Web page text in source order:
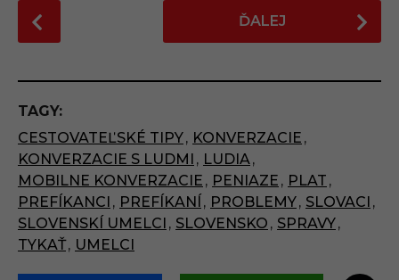
o
t
P
a
g
i
n
a
t
ĎALEJ
TAGY:
CESTOVATEĽSKÉ TIPY, KONVERZACIE ,
KONVERZACIE S LUDMI , LUDIA ,
MOBILNE KONVERZACIE , PENIAZE , PLAT ,
PREFÍKANCI , PREFÍKANÍ , PROBLEMY, SLOVACI ,
SLOVENSKÍ UMELCI , SLOVENSKO , SPRAVY,
TYKAŤ, UMELCI